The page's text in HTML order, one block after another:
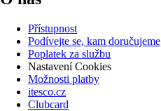
Přístupnost
Podívejte se, kam doručujeme
Poplatek za službu
Nastavení Cookies
Možnosti platby
itesco.cz
Clubcard